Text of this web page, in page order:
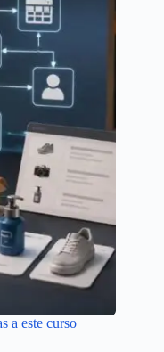
a este curso